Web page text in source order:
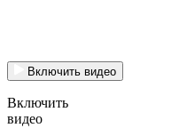
Включить видео
Включить
видео